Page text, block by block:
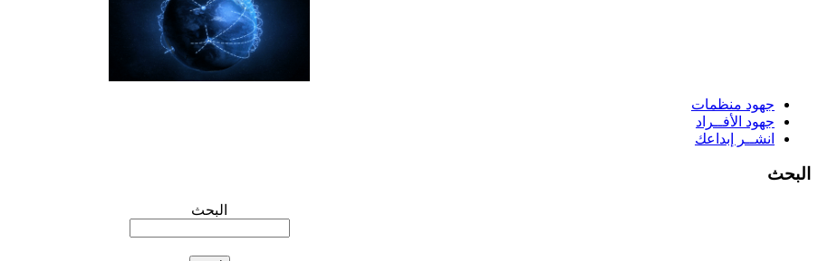
جهود منظمات
جهود الأفــراد
انشــر إبداعك
البحث
البحث